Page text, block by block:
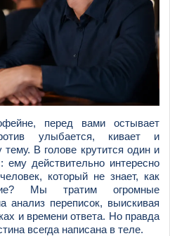
перед вами остывает
улыбается, кивает и
В голове крутится один и
ему действительно интересно
который не знает, как
Мы тратим огромные
анализ переписок, выискивая
и времени ответа. Но правда
всегда написана в теле.